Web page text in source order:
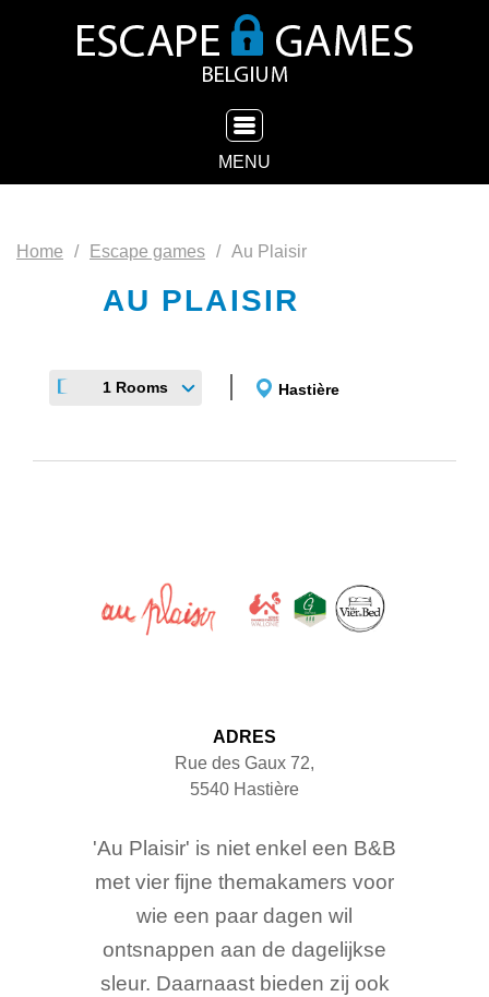
TOGGLE NAVIGATION
MENU
Home Escape games Au Plaisir
AU PLAISIR
1 Rooms Hastière
ADRES
Rue des Gaux 72,
5540 Hastière
'Au Plaisir' is niet enkel een B&B
met vier fijne themakamers voor
wie een paar dagen wil
ontsnappen aan de dagelijkse
sleur. Daarnaast bieden zij ook